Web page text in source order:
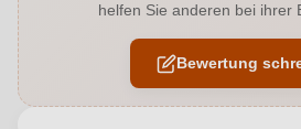
Allergene
Ausbau
helfen Sie anderen bei ihrer
Bewertung